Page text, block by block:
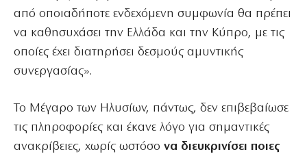
από οποιαδήποτε ενδεχόμενη συμφωνία θα πρέπει
να καθησυχάσει την Ελλάδα και την Κύπρο, με τις
οποίες έχει διατηρήσει δεσμούς αμυντικής
συνεργασίας».
Το Μέγαρο των Ηλυσίων, πάντως, δεν επιβεβαίωσε
τις πληροφορίες και έκανε λόγο για σημαντικές
ανακρίβειες, χωρίς ωστόσο να διευκρινίσει ποιες